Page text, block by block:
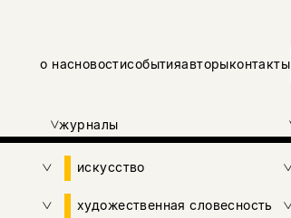
о насновостисобытияавторыконтакты
журналы
искусство
художественная словесность